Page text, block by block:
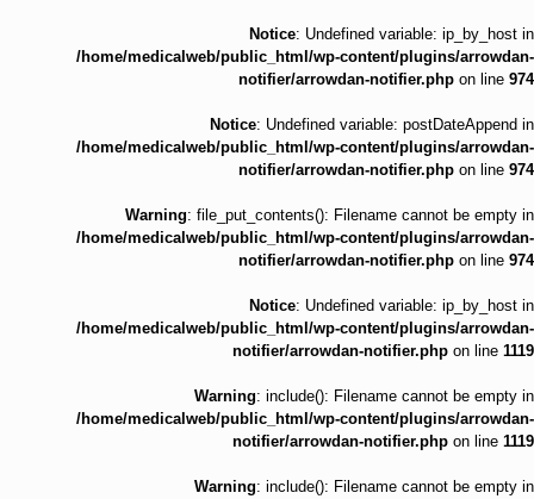
Notice: Undefined variable: ip_by_host in
/home/medicalweb/public_html/wp-content/plugins/arrowdan-
notifier/arrowdan-notifier.php on line 974
Notice: Undefined variable: postDateAppend in
/home/medicalweb/public_html/wp-content/plugins/arrowdan-
notifier/arrowdan-notifier.php on line 974
Warning: file_put_contents(): Filename cannot be empty in
/home/medicalweb/public_html/wp-content/plugins/arrowdan-
notifier/arrowdan-notifier.php on line 974
Notice: Undefined variable: ip_by_host in
/home/medicalweb/public_html/wp-content/plugins/arrowdan-
notifier/arrowdan-notifier.php on line 1119
Warning: include(): Filename cannot be empty in
/home/medicalweb/public_html/wp-content/plugins/arrowdan-
notifier/arrowdan-notifier.php on line 1119
Warning: include(): Filename cannot be empty in